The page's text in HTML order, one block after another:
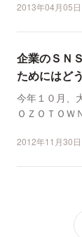
2013年04月05
企業のＳＮ
ためにはど
今年１０月、
ＯＺＯＴＯＷ
2012年11月30